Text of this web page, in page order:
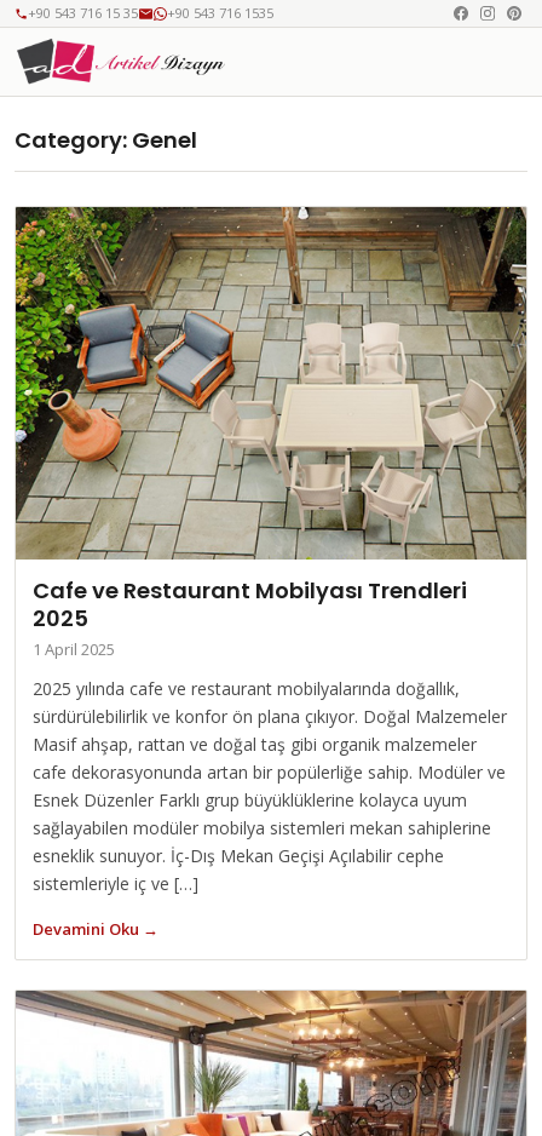
+90 543 716 15 35 +90 543 716 1535
Category: Genel
Cafe ve Restaurant Mobilyası Trendleri
2025
1 April 2025
2025 yılında cafe ve restaurant mobilyalarında doğallık,
sürdürülebilirlik ve konfor ön plana çıkıyor. Doğal Malzemeler
Masif ahşap, rattan ve doğal taş gibi organik malzemeler
cafe dekorasyonunda artan bir popülerliğe sahip. Modüler ve
Esnek Düzenler Farklı grup büyüklüklerine kolayca uyum
sağlayabilen modüler mobilya sistemleri mekan sahiplerine
esneklik sunuyor. İç-Dış Mekan Geçişi Açılabilir cephe
sistemleriyle iç ve […]
Devamini Oku →